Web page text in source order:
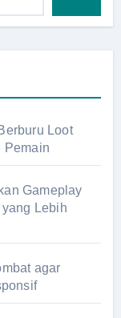
Loot
Pemain
Gameplay
Lebih
agar